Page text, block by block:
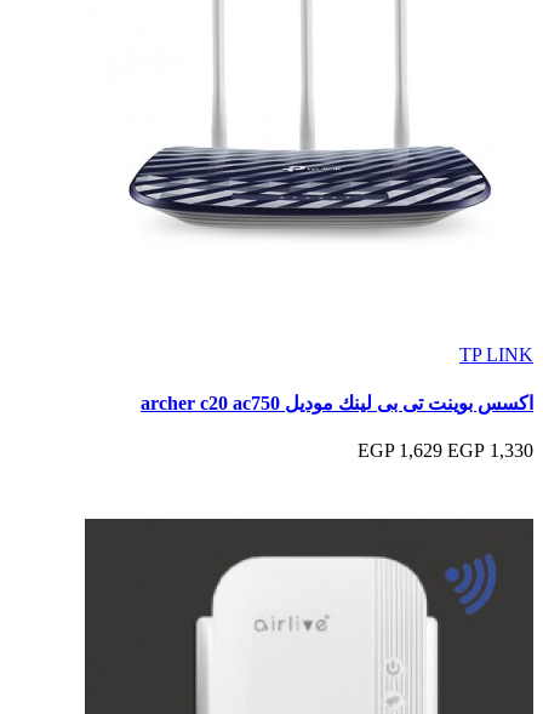
TP LINK
اكسس بوينت تى بى لينك موديل archer c20 ac750
1,330 EGP
1,629 EGP